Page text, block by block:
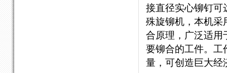
接直径实心铆钉可
殊旋铆机，本机采
合原理，广泛适用
要铆合的工件。工
量，可创造巨大经